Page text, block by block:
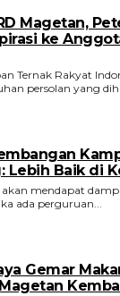
Magetan,
ke
Ternak Rakyat
persolan yang
Lebih Baik di
akan mendapat
ada perguruan...
Gemar